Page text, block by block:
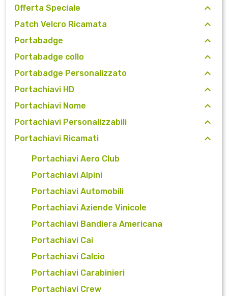
Offerta Speciale
Patch Velcro Ricamata
Portabadge
Portabadge collo
Portabadge Personalizzato
Portachiavi HD
Portachiavi Nome
Portachiavi Personalizzabili
Portachiavi Ricamati
Portachiavi Aero Club
Portachiavi Alpini
Portachiavi Automobili
Portachiavi Aziende Vinicole
Portachiavi Bandiera Americana
Portachiavi Cai
Portachiavi Calcio
Portachiavi Carabinieri
Portachiavi Crew